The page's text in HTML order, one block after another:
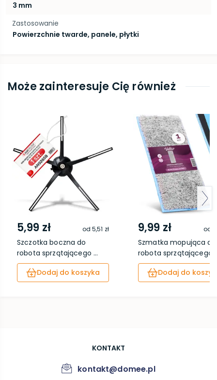
3 mm
Zastosowanie
Powierzchnie twarde, panele, płytki
Może zainteresuje Cię również
5,99 zł od5,51 zł
Szczotka boczna do
robota sprzątającego ...
Dodaj do koszyka
9,99 zł od
Szmatka mopująca do
robota sprzątającego...
Dodaj do
KONTAKT
kontakt@domee.pl